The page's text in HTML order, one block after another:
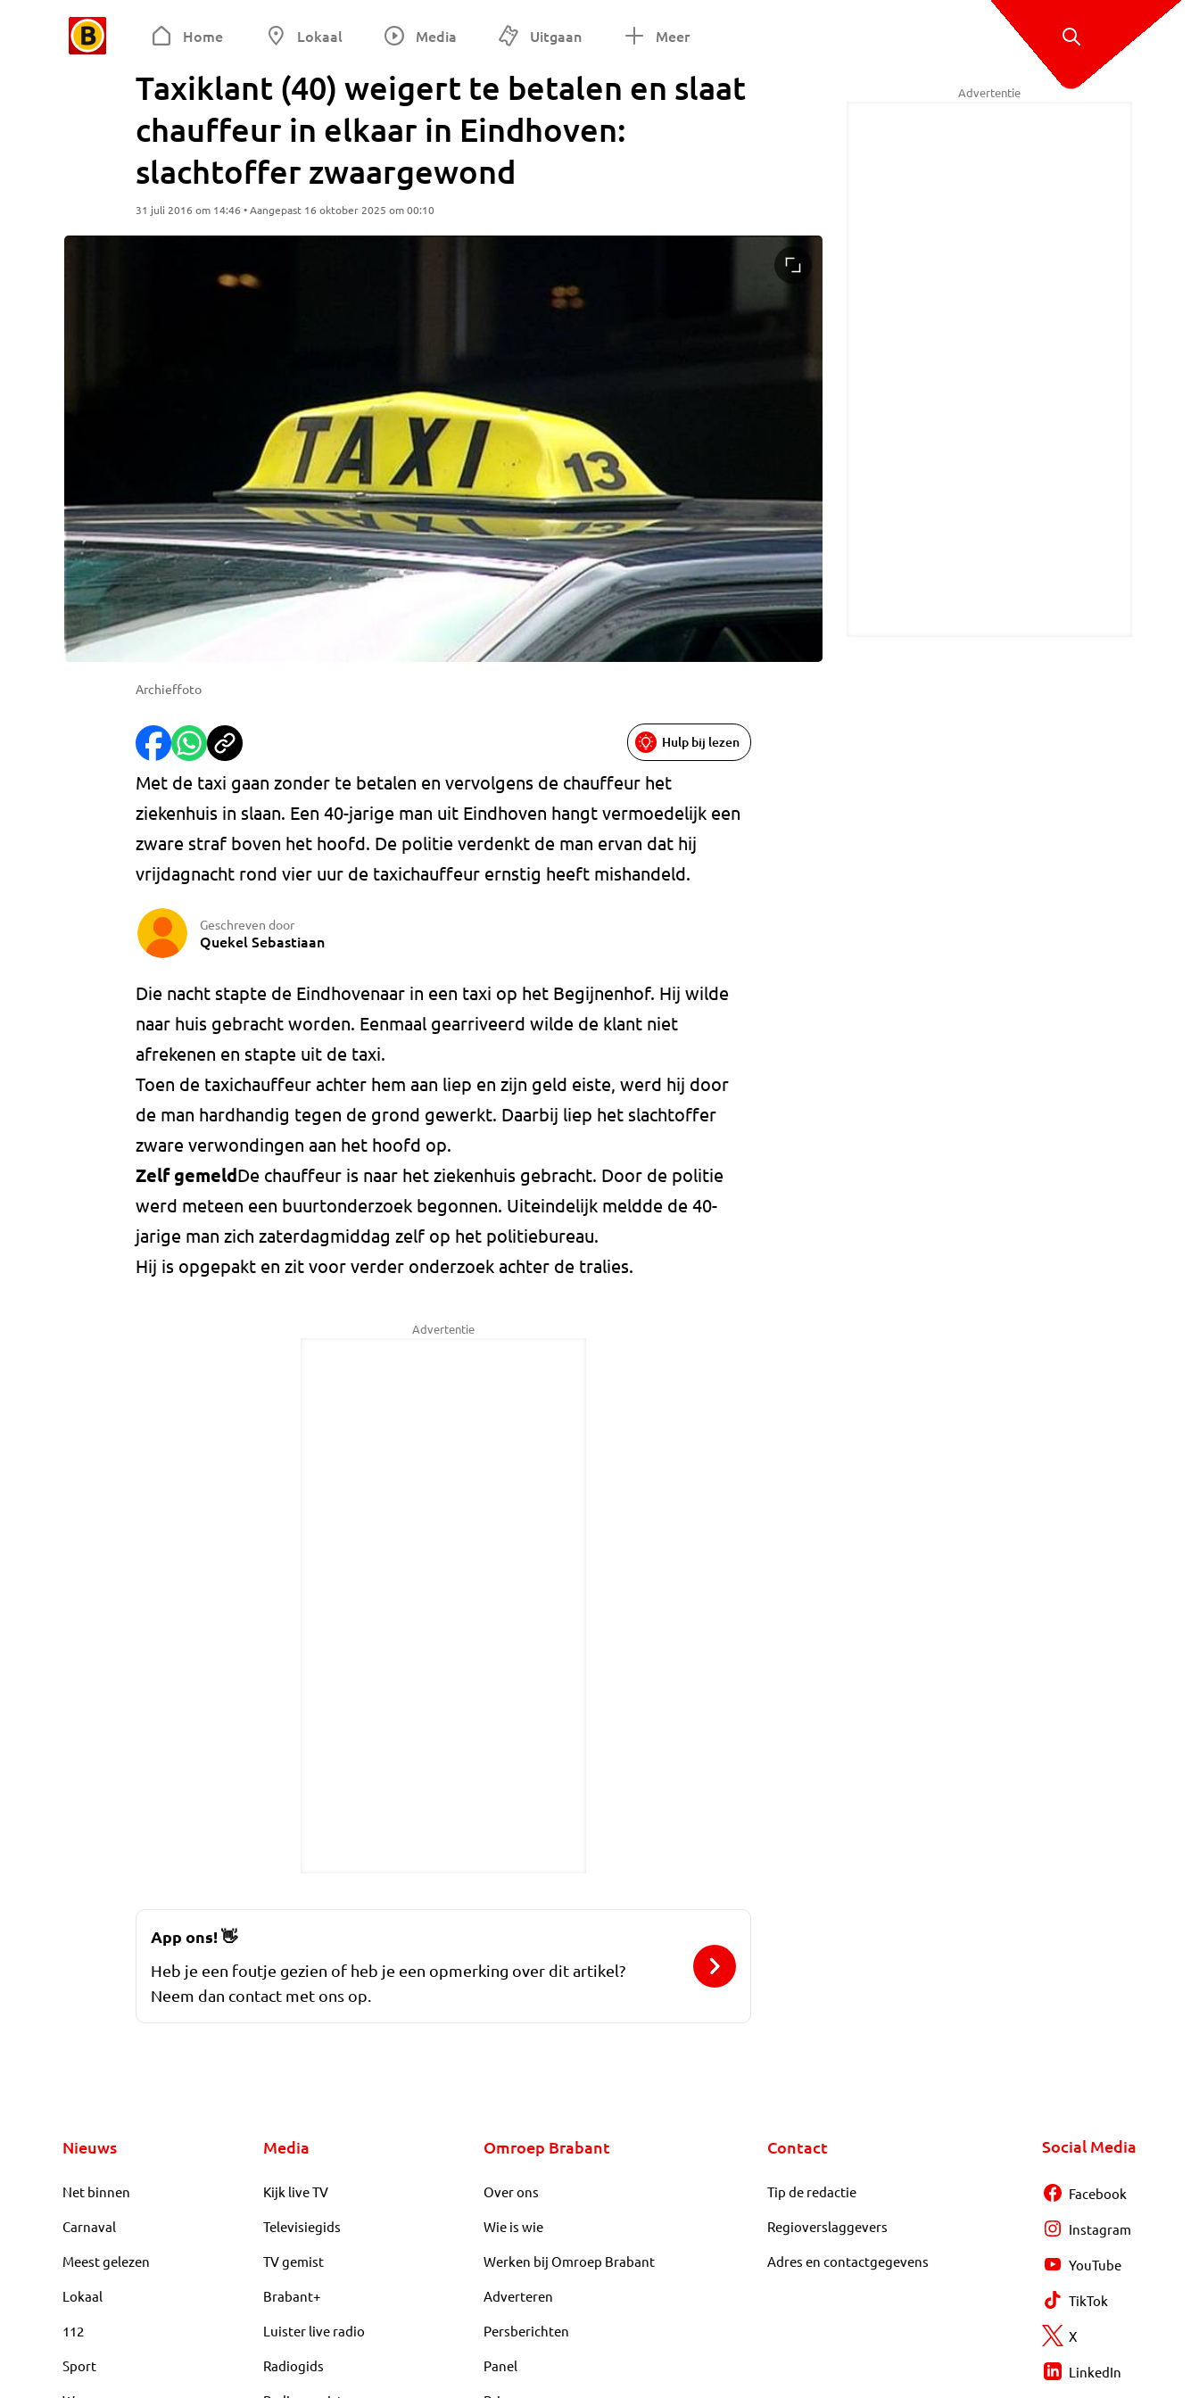
Home Lokaal Media Uitgaan Meer
Taxiklant (40) weigert te betalen en slaat
chauffeur in elkaar in Eindhoven:
slachtoffer zwaargewond
31 juli 2016 om 14:46 • Aangepast 16 oktober 2025 om 00:10
Archieffoto
Hulp bij lezen
Met de taxi gaan zonder te betalen en vervolgens de chauffeur het
ziekenhuis in slaan. Een 40-jarige man uit Eindhoven hangt vermoedelijk een
zware straf boven het hoofd. De politie verdenkt de man ervan dat hij
vrijdagnacht rond vier uur de taxichauffeur ernstig heeft mishandeld.
Geschreven door
Quekel Sebastiaan
Die nacht stapte de Eindhovenaar in een taxi op het Begijnenhof. Hij wilde
naar huis gebracht worden. Eenmaal gearriveerd wilde de klant niet
afrekenen en stapte uit de taxi.
Toen de taxichauffeur achter hem aan liep en zijn geld eiste, werd hij door
de man hardhandig tegen de grond gewerkt. Daarbij liep het slachtoffer
zware verwondingen aan het hoofd op.
Zelf gemeldDe chauffeur is naar het ziekenhuis gebracht. Door de politie
werd meteen een buurtonderzoek begonnen. Uiteindelijk meldde de 40-
jarige man zich zaterdagmiddag zelf op het politiebureau.
Hij is opgepakt en zit voor verder onderzoek achter de tralies.
Advertentie
Advertentie
App ons!👋
Heb je een foutje gezien of heb je een opmerking over dit artikel?
Neem dan contact met ons op.
Nieuws
Net binnen
Carnaval
Meest gelezen
Lokaal
112
Sport
Media
Kijk live TV
Televisiegids
TV gemist
Brabant+
Luister live radio
Radiogids
Omroep Brabant
Over ons
Wie is wie
Werken bij Omroep Brabant
Adverteren
Persberichten
Panel
Contact
Tip de redactie
Regioverslaggevers
Adres en contactgegevens
Social Media
Facebook
Instagram
YouTube
TikTok
X
LinkedIn